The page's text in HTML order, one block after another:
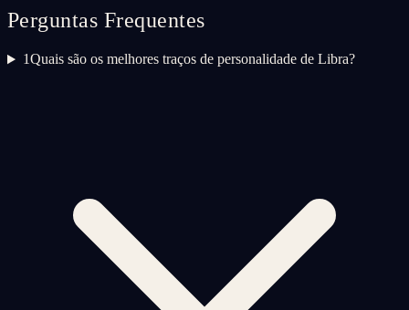
Perguntas Frequentes
1Quais são os melhores traços de personalidade de Libra?